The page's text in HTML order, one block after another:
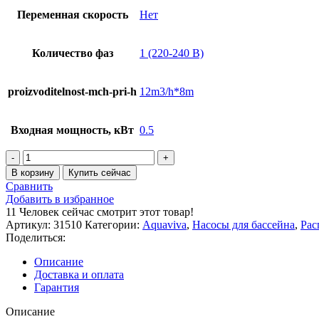
Переменная скорость Нет
Количество фаз 1 (220-240 В)
proizvoditelnost-mch-pri-h 12m3/h*8m
Входная мощность, кВт 0.5
В корзину Купить сейчас
Сравнить
Добавить в избранное
11 Человек сейчас смотрит этот товар!
Артикул: 31510 Категории: Aquaviva, Насосы для бассейна,
Поделиться:
Описание
Доставка и оплата
Гарантия
Описание